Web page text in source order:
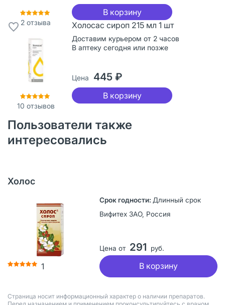
2 отзыва
В корзину
10 отзывов
Холосас сироп 215 мл 1 шт
Доставим курьером от 2 часов
В аптеку сегодня или позже
Цена 445 ₽
В корзину
Пользователи также
интересовались
Холос
1
Длинный срок
Вифитех ЗАО, Россия
Цена от 291 руб.
В корзину
Страница носит информационный характер о наличии препаратов.